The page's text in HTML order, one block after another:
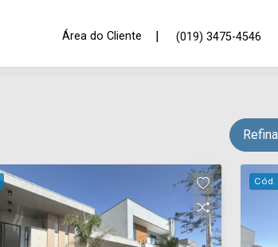
Área do Cliente | (019) 3475-4546
Cód.